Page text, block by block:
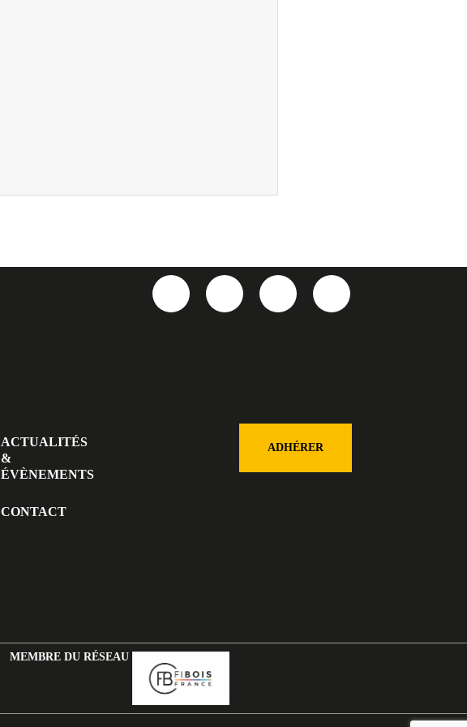
ACTUALITÉS
&
ÉVÈNEMENTS
CONTACT
ADHÉRER
MEMBRE DU RÉSEAU